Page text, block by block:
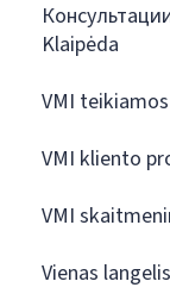
Klaipėda
VMI
VMI kliento
VMI
Vienas